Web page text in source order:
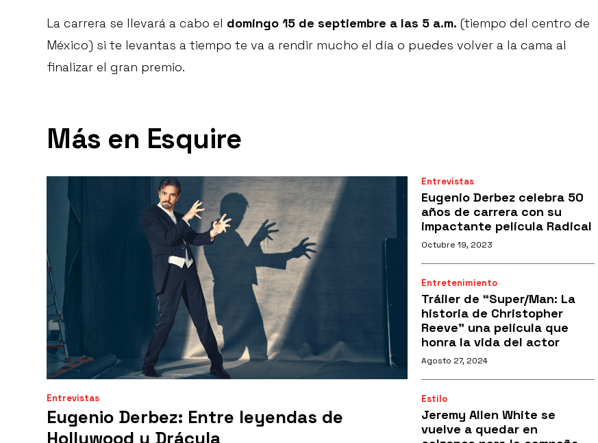
La carrera se llevará a cabo el domingo 15 de septiembre a las 5 a.m. (tiempo del centro de
México) si te levantas a tiempo te va a rendir mucho el día o puedes volver a la cama al
finalizar el gran premio.
Más en Esquire
Entrevistas
Eugenio Derbez: Entre leyendas de
Entrevistas
Eugenio Derbez celebra 50
años de carrera con su
impactante película Radical
Octubre 19, 2023
Entretenimiento
Tráiler de “Super/Man: La
historia de Christopher
Reeve” una película que
honra la vida del actor
Agosto 27, 2024
Estilo
Jeremy Allen White se
vuelve a quedar en